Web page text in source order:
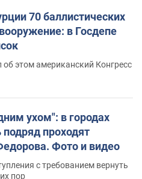
70 баллистических
в Госдепе
этом американский Конгресс
ухом": в городах
проходят
Фото и видео
с требованием вернуть
пор